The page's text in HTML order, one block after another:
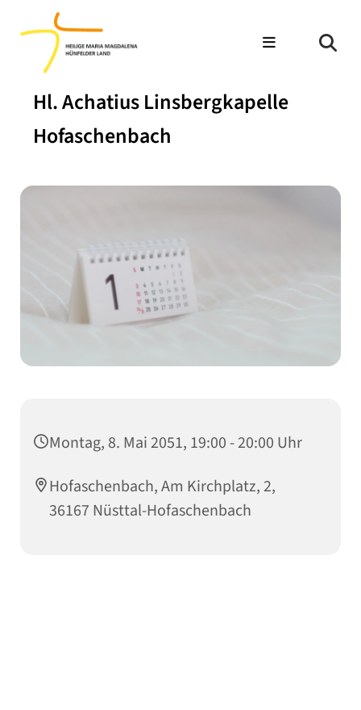
Hl. Achatius Linsbergkapelle
Hofaschenbach
Montag, 8. Mai 2051, 19:00 - 20:00 Uhr
Hofaschenbach, Am Kirchplatz, 2,
36167 Nüsttal-Hofaschenbach